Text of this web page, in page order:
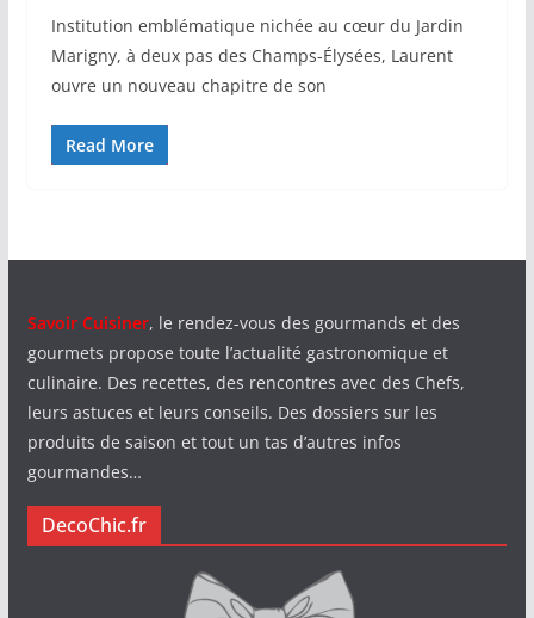
Institution emblématique nichée au cœur du Jardin
Marigny, à deux pas des Champs-Élysées, Laurent
ouvre un nouveau chapitre de son
Read More
Savoir Cuisiner, le rendez-vous des gourmands et des
gourmets propose toute l’actualité gastronomique et
culinaire. Des recettes, des rencontres avec des Chefs,
leurs astuces et leurs conseils. Des dossiers sur les
produits de saison et tout un tas d’autres infos
gourmandes…
DecoChic.fr